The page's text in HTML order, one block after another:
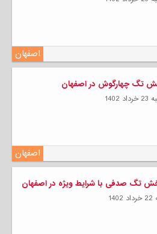
اصفهان
تگ چهارگوش در اصفهان
اصفهان
تگ صدفی با شرایط ویژه در اصفهان